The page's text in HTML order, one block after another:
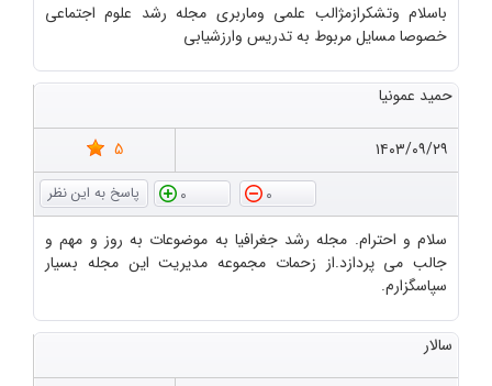
باسلام وتشکرازمژالب علمی وماربری مجله رشد علوم اجتماعی
خصوصا مسایل مربوط به تدریس وارزشیابی
حمید عمونیا
۱۴۰۳/۰۹/۲۹
5
0
0
سلام و احترام. مجله رشد جغرافیا به موضوعات به روز و مهم و
جالب می پردازد.از زحمات مجموعه مدیریت این مجله بسیار
سپاسگزارم.
سالار